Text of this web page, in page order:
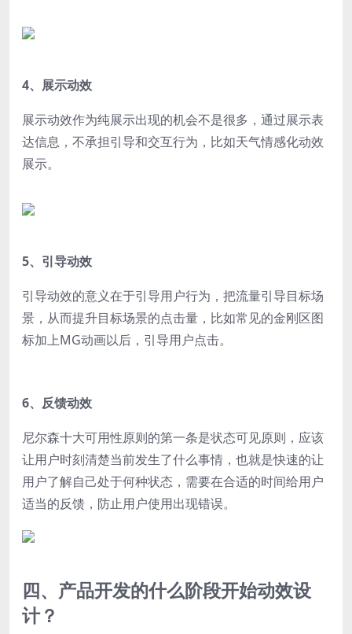
4、展示动效
展示动效作为纯展示出现的机会不是很多，通过展示表
达信息，不承担引导和交互行为，比如天气情感化动效
展示。
5、引导动效
引导动效的意义在于引导用户行为，把流量引导目标场
景，从而提升目标场景的点击量，比如常见的金刚区图
标加上MG动画以后，引导用户点击。
6、反馈动效
尼尔森十大可用性原则的第一条是状态可见原则，应该
让用户时刻清楚当前发生了什么事情，也就是快速的让
用户了解自己处于何种状态，需要在合适的时间给用户
适当的反馈，防止用户使用出现错误。
四、产品开发的什么阶段开始动效设
计？